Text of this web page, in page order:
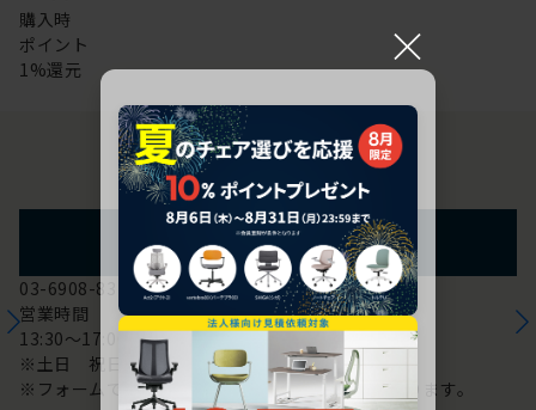
購入時
ポイント
1%還元
お問い合わせ
フォームからのお問い合わせ
03-6908-8370
営業時間
13:30～17:00
※土日 祝日は休み
※フォームでのお問い合わせは24時間対応しております。
×